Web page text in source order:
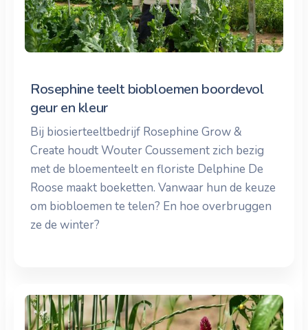
Rosephine teelt biobloemen boordevol
geur en kleur
Bij biosierteeltbedrijf Rosephine Grow &
Create houdt Wouter Coussement zich bezig
met de bloementeelt en floriste Delphine De
Roose maakt boeketten. Vanwaar hun de keuze
om biobloemen te telen? En hoe overbruggen
ze de winter?